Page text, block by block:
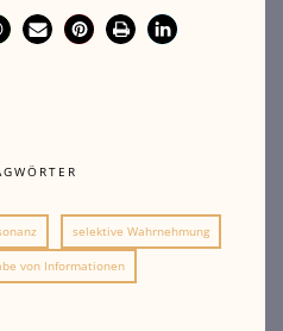
selektive Wahrnehmung
von Informationen